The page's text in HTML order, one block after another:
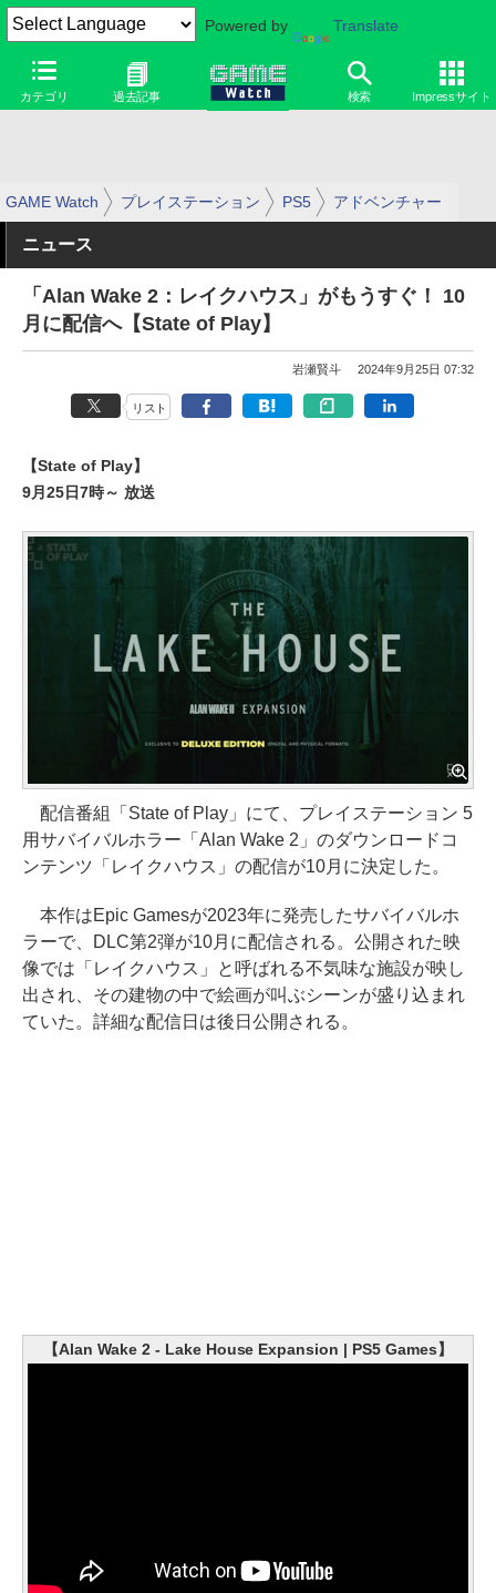
Powered by Translate
カテゴリ 過去記事 検索 Impressサイト
GAME Watch プレイステーション PS5 アドベンチャー
ニュース
「Alan Wake 2：レイクハウス」がもうすぐ！ 10
月に配信へ【State of Play】
岩瀬賢斗 2024年9月25日 07:32
リスト
【State of Play】
9月25日7時～ 放送
配信番組「State of Play」にて、プレイステーション 5
用サバイバルホラー「Alan Wake 2」のダウンロードコ
ンテンツ「レイクハウス」の配信が10月に決定した。
本作はEpic Gamesが2023年に発売したサバイバルホ
ラーで、DLC第2弾が10月に配信される。公開された映
像では「レイクハウス」と呼ばれる不気味な施設が映し
出され、その建物の中で絵画が叫ぶシーンが盛り込まれ
ていた。詳細な配信日は後日公開される。
【Alan Wake 2 - Lake House Expansion | PS5 Games】